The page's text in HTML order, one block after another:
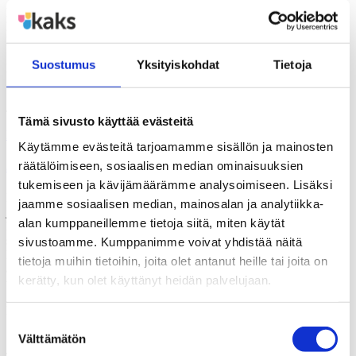
Suostumus Yksityiskohdat Tietoja
Tämä sivusto käyttää evästeitä
Käytämme evästeitä tarjoamamme sisällön ja mainosten
räätälöimiseen, sosiaalisen median ominaisuuksien
tukemiseen ja kävijämäärämme analysoimiseen. Lisäksi
jaamme sosiaalisen median, mainosalan ja analytiikka-
alan kumppaneillemme tietoja siitä, miten käytät
sivustoamme. Kumppanimme voivat yhdistää näitä
tietoja muihin tietoihin, joita olet antanut heille tai joita on
kerätty, kun olet käyttänyt heidän palvelujaan.
valinta
Välttämätön
Miten teen hyvän päätöksen? Mitä eri puolia päätöksen takana on?
Millainen on hyvä päätös? Filosofi ja kirjailija Eero Ojanen avaa
laajasti, monipuolisesti ja virkistävästi hyvän päätöksen olemusta.
Kirjoittanut:Eero Ojanen
Julkishallinto ja sosiaalinen media
Mikä se sosiaalinen media (some) oikein on? Entä sen suhde
julkishallintoon? Miten somen avulla voidaan valjastaa päättäjien,
kansalaisten ja yritysten osaaminen yhteiseksi hyväksi? Millainen on
somessa toimiva päättäjä? Mitä hänen pitää ottaa huomioon?
Filosofian tohtori ja Helsingin apulaiskaupunginjohtaja Pekka Sauri
avaa kirjassaan oivallisesti sosiaalisen median luonteen,
tulevaisuuden mahdollisuudet ja suhteen suomalaisiin päätöksiin.